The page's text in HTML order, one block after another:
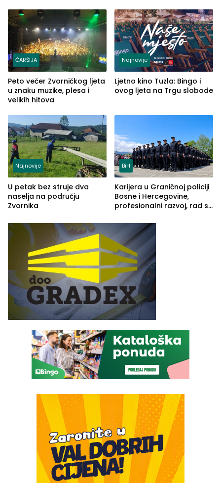
(FOTO)
ČARŠIJA
Peto večer Zvorničkog ljeta
u znaku muzike, plesa i
velikih hitova
Najnovije
Ljetno kino Tuzla: Bingo i
ovog ljeta na Trgu slobode
Najnovije
U petak bez struje dva
naselja na području
Zvornika
BiH
Karijera u Graničnoj policiji
Bosne i Hercegovine,
profesionalni razvoj, rad sa
služba građanima